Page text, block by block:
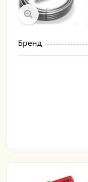
Бренд